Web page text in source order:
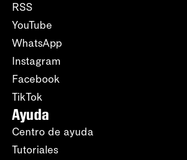
RSS
YouTube
WhatsApp
Instagram
Facebook
TikTok
Ayuda
Centro de ayuda
Tutoriales